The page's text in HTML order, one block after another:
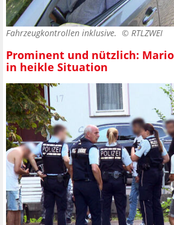
Fahrzeugkontrollen inklusive. © RTLZWEI
Prominent und nützlich:
in heikle Situation